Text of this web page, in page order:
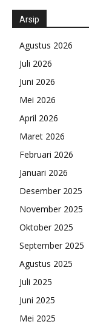
Arsip
Agustus 2026
Juli 2026
Juni 2026
Mei 2026
April 2026
Maret 2026
Februari 2026
Januari 2026
Desember 2025
November 2025
Oktober 2025
September 2025
Agustus 2025
Juli 2025
Juni 2025
Mei 2025